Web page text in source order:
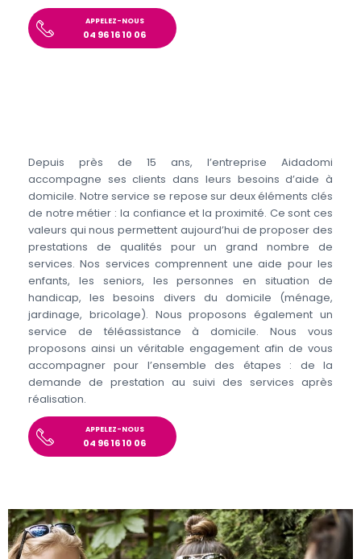
APPELEZ-NOUS
04 96 16 10 06
Depuis près de 15 ans, l’entreprise Aidadomi
accompagne ses clients dans leurs besoins d’aide à
domicile. Notre service se repose sur deux éléments clés
de notre métier : la confiance et la proximité. Ce sont ces
valeurs qui nous permettent aujourd’hui de proposer des
prestations de qualités pour un grand nombre de
services. Nos services comprennent une aide pour les
enfants, les seniors, les personnes en situation de
handicap, les besoins divers du domicile (ménage,
jardinage, bricolage). Nous proposons également un
service de téléassistance à domicile. Nous vous
proposons ainsi un véritable engagement afin de vous
accompagner pour l’ensemble des étapes : de la
demande de prestation au suivi des services après
réalisation.
APPELEZ-NOUS
04 96 16 10 06